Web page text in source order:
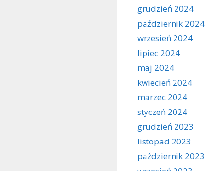
grudzień 2024
październik 2024
wrzesień 2024
lipiec 2024
maj 2024
kwiecień 2024
marzec 2024
styczeń 2024
grudzień 2023
listopad 2023
październik 2023